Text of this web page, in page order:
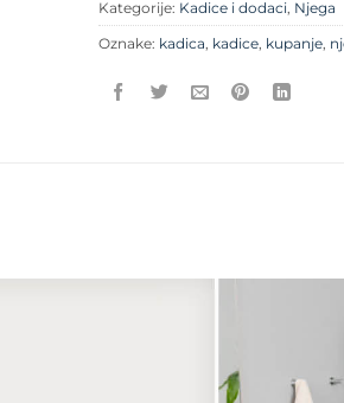
Kategorije: Kadice i dodaci, Njega
Oznake: kadica, kadice, kupanje,